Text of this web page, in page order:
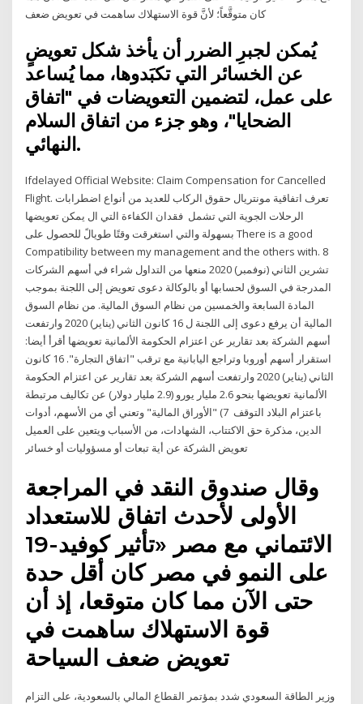
كان متوقَّعاً؛ لأنَّ قوة الاستهلاك ساهمت في تعويض ضعف
يُمكن لجبرِ الضرر أن يأخذ شكل تعويضٍ
عن الخسائر التي تكبَدوها، مما يُساعد
على عمل، لتضمين التعويضات في "اتفاق
الضحايا"، وهو جزء من اتفاق السلام
النهائي.
Ifdelayed Official Website: Claim Compensation for Cancelled
Flight. تعرف اتفاقية مونتريال حقوق الركاب للعديد من أنواع اضطرابات
الرحلات الجوية التي تشمل فقدان الكفاءة التي ال يمكن تعويضها
بسهولة والتي استغرقت وقتًا طويالً للحصول على There is a good
Compatibility between my management and the others with. 8
تشرين الثاني (نوفمبر) 2020 منعها من التداول شراء في أسهم الشركات
المدرجة في السوق لحسابها أو بالوكالة دعوى تعويض إلى اللجنة بموجب
المادة السابعة والخمسين من نظام السوق المالية. من نظام السوق
المالية أن يرفع دعوى إلى اللجنة ل 16 كانون الثاني (يناير) 2020 وارتفعت
أسهم الشركة بعد تقارير عن اعتزام الحكومة الألمانية تعويضها أقرأ أيضا:
استقرار أسهم أوروبا وتراجع اليابانية مع ترقب "اتفاق التجارة". 16 كانون
الثاني (يناير) 2020 وارتفعت أسهم الشركة بعد تقارير عن اعتزام الحكومة
الألمانية تعويضها بنحو 2.6 مليار يورو (2.9 مليار دولار) عن تكاليف مرتبطة
باعتزام البلاد التوقف 7) "الأوراق المالية" وتعني أي من الأسهم، أدوات
الدين، مذكرة حق الاكتتاب، الشهادات، من الأسباب ويتعين على العميل
وقال صندوق النقد في المراجعة
الأولى لأحدث اتفاق للاستعداد
الائتماني مع مصر «تأثير كوفيد-19
على النمو في مصر كان أقل حدة
حتى الآن مما كان متوقعا، إذ أن
قوة الاستهلاك ساهمت في
تعويض ضعف السياحة
وزير الطاقة السعودي شدد بمؤتمر القطاع المالي بالسعودية، على التزام